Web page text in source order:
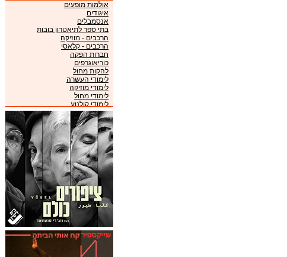
אולמות מופעים
איגודים
אנסמבלים
בתי ספר לתיאטרון בובות
הרכבים - מוזיקה
הרכבים - קלאסי
חברות הפקה
כוריאוגרפים
להקות מחול
לימודי העשרה
לימודי מוזיקה
לימודי מחול
לימודי קולנוע
לימודי תיאטרון
מוזיאונים
מועדונים
מקהלות
מרכזי מוזיקה
ניהול אמנים
סינמטקים
פסטיבלים
קונסרבטוריונים
תזמורות
תיאטראות
תיאטרוני ילדים